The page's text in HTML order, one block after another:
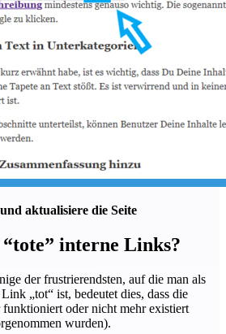
aktualisiere die Seite
interne Links?
der frustrierendsten, auf die man als
„tot“ ist, bedeutet dies, dass die
oder nicht mehr existiert
wurden).